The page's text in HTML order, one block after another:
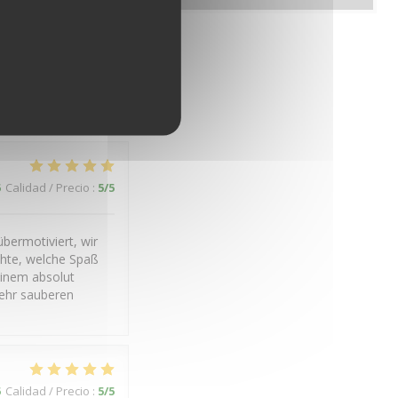
Calidad / Precio : 5/5
wir
welche Spaß
absolut
sauberen
Calidad / Precio : 5/5